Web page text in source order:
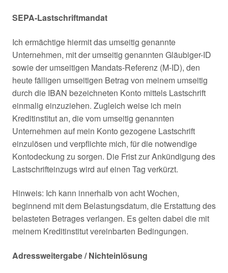
SEPA-Lastschriftmandat
Ich ermächtige hiermit das umseitig genannte
Unternehmen, mit der umseitig genannten Gläubiger-ID
sowie der umseitigen Mandats-Referenz (M-ID), den
heute fälligen umseitigen Betrag von meinem umseitig
durch die IBAN bezeichneten Konto mittels Lastschrift
einmalig einzuziehen. Zugleich weise ich mein
Kreditinstitut an, die vom umseitig genannten
Unternehmen auf mein Konto gezogene Lastschrift
einzulösen und verpflichte mich, für die notwendige
Kontodeckung zu sorgen. Die Frist zur Ankündigung des
Lastschrifteinzugs wird auf einen Tag verkürzt.
Hinweis: Ich kann innerhalb von acht Wochen,
beginnend mit dem Belastungsdatum, die Erstattung des
belasteten Betrages verlangen. Es gelten dabei die mit
meinem Kreditinstitut vereinbarten Bedingungen.
Adressweitergabe / Nichteinlösung